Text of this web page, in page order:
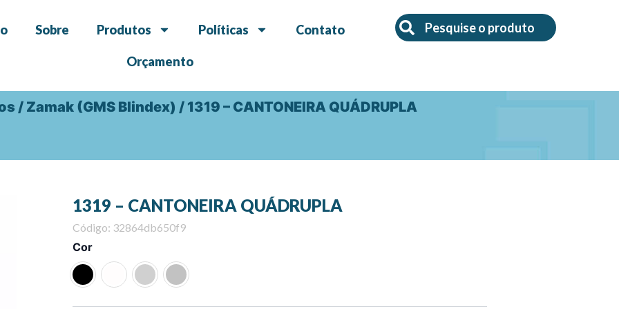
Sobre Produtos Políticas Contato
Orçamento
SearchSearch
/ Zamak (GMS Blindex) / 1319 – CANTONEIRA QUÁDRUPLA
1319 – CANTONEIRA QUÁDRUPLA
Código: 32864db650f9
Cor
1319
CANTONEIRA
QUÁDRUPLA